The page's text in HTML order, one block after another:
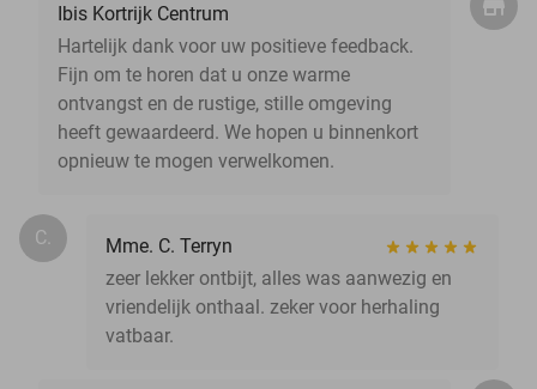
Ibis Kortrijk Centrum
Hartelijk dank voor uw positieve feedback.
Fijn om te horen dat u onze warme
ontvangst en de rustige, stille omgeving
heeft gewaardeerd. We hopen u binnenkort
opnieuw te mogen verwelkomen.
C.
Mme. C. Terryn
zeer lekker ontbijt, alles was aanwezig en
vriendelijk onthaal. zeker voor herhaling
vatbaar.